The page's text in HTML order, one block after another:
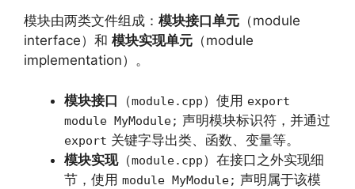
模块由两类文件组成： 模块接口单元 （module
interface）和 模块实现单元 （module
implementation）。
模块接口 （module.cpp）使用 export
module MyModule; 声明模块标识符，并通过
export 关键字导出类、函数、变量等。
模块实现（module.cpp）在接口之外实现细
节，使用 module MyModule; 声明属于该模